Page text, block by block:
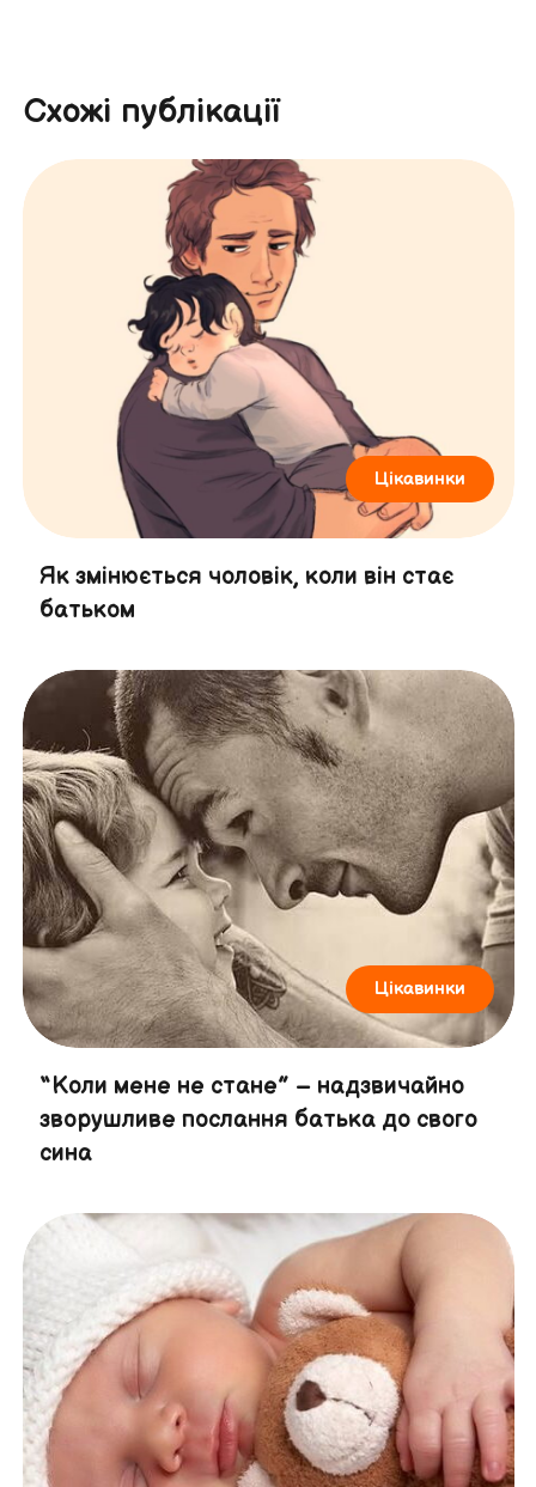
Схожі публікації
Цікавинки
Як змінюється чоловік, коли він стає
батьком
Цікавинки
“Коли мене не стане” – надзвичайно
зворушливе послання батька до свого
сина